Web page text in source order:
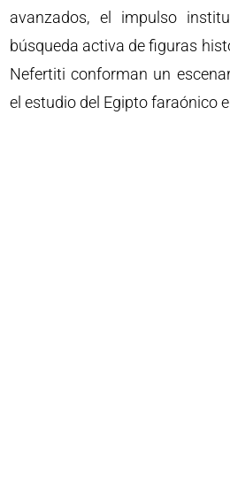
avanzados, el impulso
búsqueda activa de figuras
Nefertiti conforman un
el estudio del Egipto faraónico